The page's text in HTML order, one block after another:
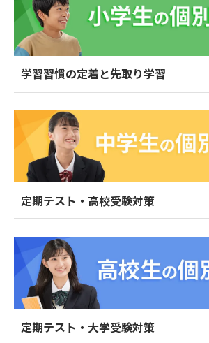
学習習慣の定着と先取り学習
定期テスト・高校受験対策
定期テスト・大学受験対策